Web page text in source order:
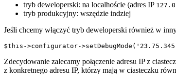
tryb deweloperski: na localhoście (adres IP
tryb produkcyjny: wszędzie indziej
Jeśli chcemy włączyć tryb deweloperski również w
Zdecydowanie zalecamy połączenie adresu IP z
z konkretnego adresu IP, którzy mają w ciasteczku